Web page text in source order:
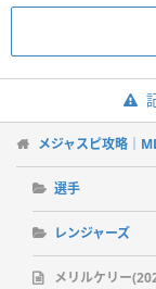
メジャスピ攻略｜
選手
レンジャーズ
メリルケリー